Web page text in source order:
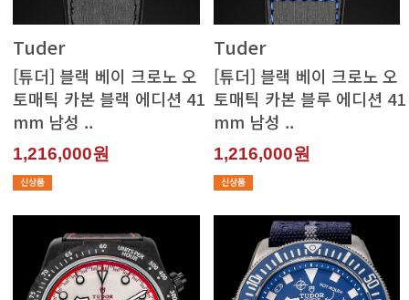
Tuder
mm 남성 ..
1,216,000원
Tuder
mm 남성 ..
1,216,000원